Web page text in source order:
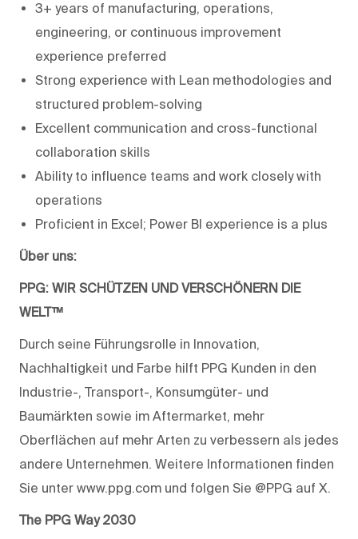
3+ years of manufacturing, operations,
engineering, or continuous improvement
experience preferred
Strong experience with Lean methodologies and
structured problem-solving
Excellent communication and cross-functional
collaboration skills
Ability to influence teams and work closely with
operations
Proficient in Excel; Power BI experience is a plus
Über uns:
PPG: WIR SCHÜTZEN UND VERSCHÖNERN DIE
WELT™
Durch seine Führungsrolle in Innovation,
Nachhaltigkeit und Farbe hilft PPG Kunden in den
Industrie-, Transport-, Konsumgüter- und
Baumärkten sowie im Aftermarket, mehr
Oberflächen auf mehr Arten zu verbessern als jedes
andere Unternehmen. Weitere Informationen finden
Sie unter www.ppg.com und folgen Sie @PPG auf X.
The PPG Way 2030